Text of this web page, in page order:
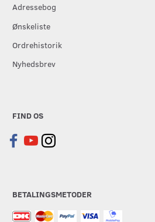
Adressebog
Ønskeliste
Ordrehistorik
Nyhedsbrev
FIND OS
BETALINGSMETODER